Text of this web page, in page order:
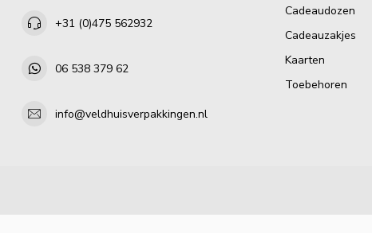
+31 (0)475 562932
06 538 379 62
info@veldhuisverpakkingen.nl
Cadeaudozen
Cadeauzakjes
Kaarten
Toebehoren